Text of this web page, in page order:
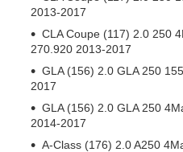
2013-2017
CLA Coupe (117) 2.0 250
270.920 2013-2017
GLA (156) 2.0 GLA 250
2017
GLA (156) 2.0 GLA 250
2014-2017
A-Class (176) 2.0 A250